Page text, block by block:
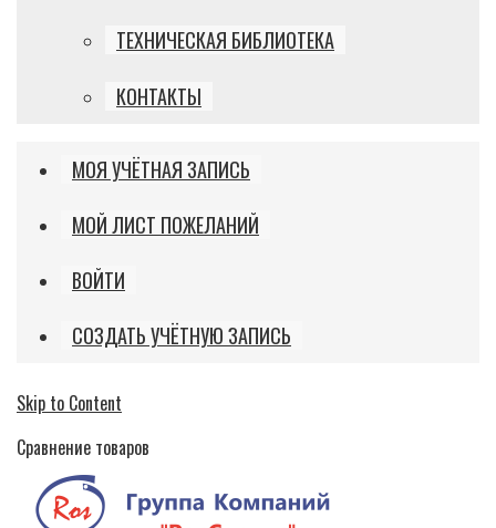
ТЕХНИЧЕСКАЯ БИБЛИОТЕКА
КОНТАКТЫ
МОЯ УЧЁТНАЯ ЗАПИСЬ
МОЙ ЛИСТ ПОЖЕЛАНИЙ
ВОЙТИ
СОЗДАТЬ УЧЁТНУЮ ЗАПИСЬ
Skip to Content
Сравнение товаров